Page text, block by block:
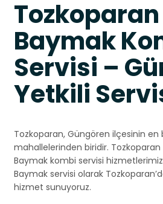
Tozkoparan
Baymak
Servisi –
Yetkili
Tozkoparan, Güngören ilçesinin en
mahallelerinden biridir.
Baymak kombi servisi
Baymak servisi olarak
hizmet sunuyoruz.